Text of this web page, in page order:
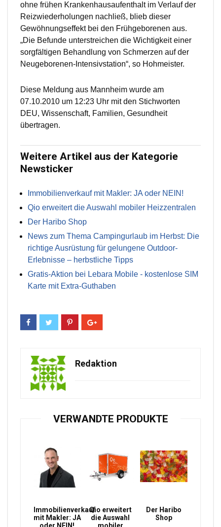
ohne frühen Krankenhausaufenthalt im Verlauf der
Reizwiederholungen nachließ, blieb dieser
Gewöhnungseffekt bei den Frühgeborenen aus.
„Die Befunde unterstreichen die Wichtigkeit einer
sorgfältigen Behandlung von Schmerzen auf der
Neugeborenen-Intensivstation“, so Hohmeister.
Diese Meldung aus Mannheim wurde am
07.10.2010 um 12:23 Uhr mit den Stichworten
DEU, Wissenschaft, Familien, Gesundheit
übertragen.
Weitere Artikel aus der Kategorie
Newsticker
Immobilienverkauf mit Makler: JA oder NEIN!
Qio erweitert die Auswahl mobiler Heizzentralen
Der Haribo Shop
News zum Thema Campingurlaub im Herbst: Die
richtige Ausrüstung für gelungene Outdoor-
Erlebnisse – herbstliche Tipps
Gratis-Aktion bei Lebara Mobile - kostenlose SIM
Karte mit Extra-Guthaben
Redaktion
VERWANDTE PRODUKTE
Immobilienverkauf
mit Makler: JA
Qio erweitert
die Auswahl
Der Haribo
Shop